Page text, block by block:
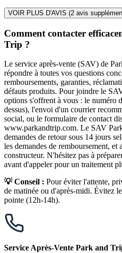
VOIR PLUS D'AVIS (2 avis
Comment contacter
Trip ?
Le service après-vente (SAV) de
répondre à toutes vos questions
remboursements, garanties,
défauts produits. Pour joindre le
options s'offrent à vous : le numéro
dessus), l'envoi d'un courrier
social, ou le formulaire de contact
www.parkandtrip.com. Le SAV
demandes de retour sous 14 jours
les demandes de remboursement, et
constructeur. N'hésitez pas à
avant d'appeler pour un traitement
💡 Conseil : Pour éviter l'attente,
de matinée ou d'après-midi. Évitez
pointe (12h-14h).
Service Après-Vente Park and